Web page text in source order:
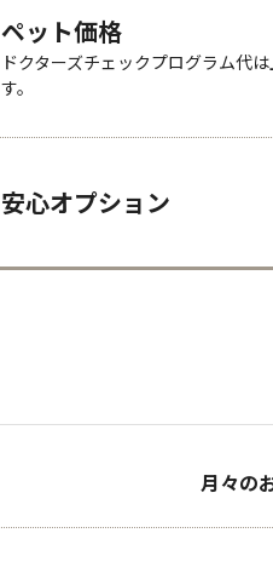
ペット価格
ドクターズチェックプログラム代
す。
安心オプション
月々の